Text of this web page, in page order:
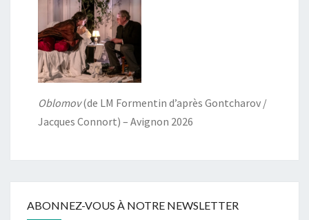
Oblomov(de LM Formentin d’après Gontcharov /
Jacques Connort) – Avignon 2026
ABONNEZ-VOUS À NOTRE NEWSLETTER